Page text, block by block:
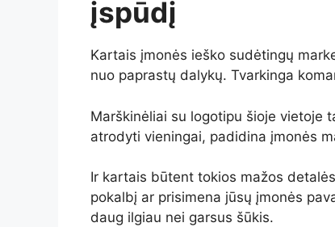
įspūdį
Kartais įmonės ieško sudėtingų
nuo paprastų dalykų. Tvarkinga
Marškinėliai su logotipu šioje vietoje
atrodyti vieningai, padidina įmonės
Ir kartais būtent tokios mažos
pokalbį ar prisimena jūsų įmonės
daug ilgiau nei garsus šūkis.